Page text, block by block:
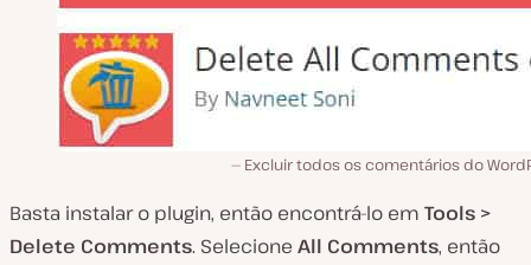
Excluir todos os comentários do
Basta instalar o plugin, então encontrá-lo em Tools >
Delete Comments. Selecione All Comments, então